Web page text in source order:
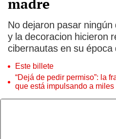
madre
No dejaron pasar
y la decoracion hicieron
cibernautas en su época
Este billete
“Dejá de pedir permiso”: la
que está impulsando a